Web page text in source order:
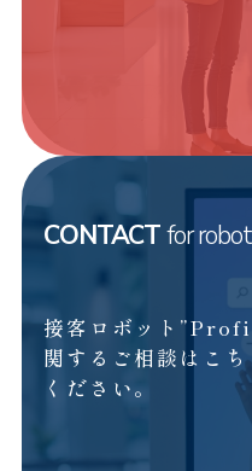
CONTACT for
接客ロボット
関するご相談はこ
ください。